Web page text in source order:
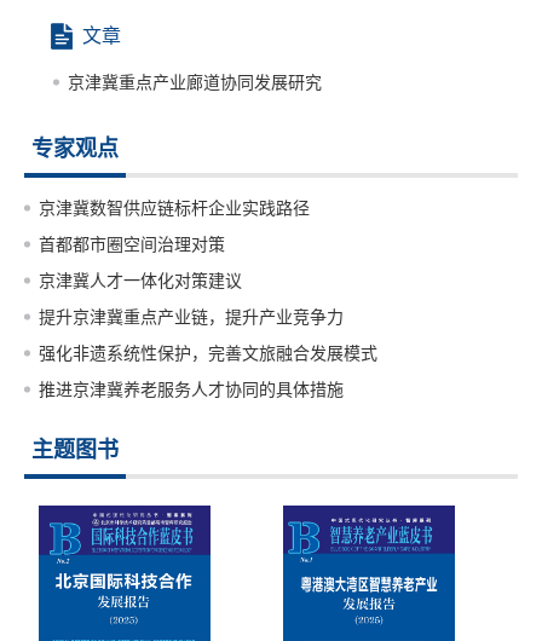
文章
京津冀重点产业廊道协同发展研究
专家观点
京津冀数智供应链标杆企业实践路径
首都都市圈空间治理对策
京津冀人才一体化对策建议
提升京津冀重点产业链，提升产业竞争力
强化非遗系统性保护，完善文旅融合发展模式
推进京津冀养老服务人才协同的具体措施
主题图书